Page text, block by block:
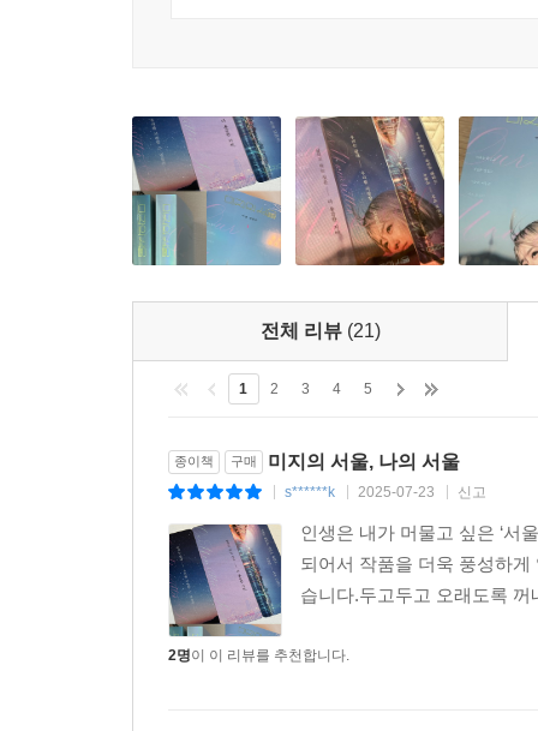
전체 리뷰 (21)
1 2 3 4 5
종이책 구매 미지의 서울, 나의 서울
s******k 2025-07-23 신고
인생은 내가 머물고 싶은 ‘서
되어서 작품을 더욱 풍성하
습니다.두고두고 오래도록
2명이 이 리뷰를 추천합니다.